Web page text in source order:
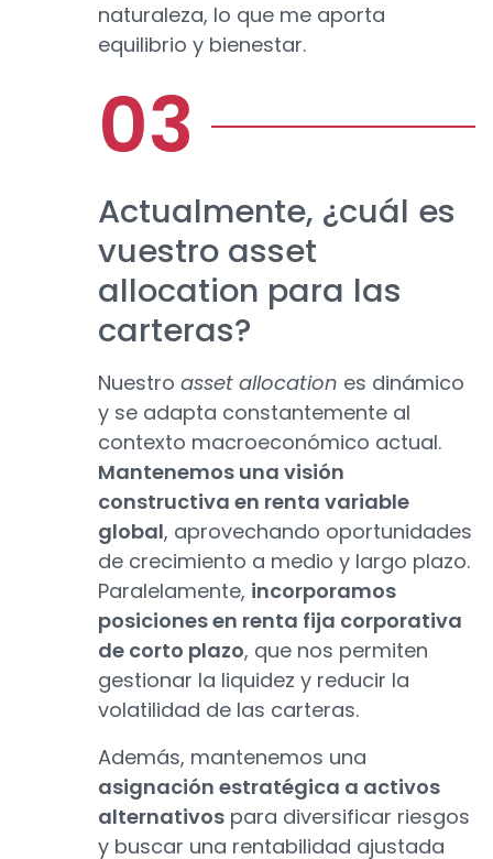
naturaleza, lo que me aporta
equilibrio y bienestar.
Actualmente, ¿cuál es
vuestro asset
allocation para las
carteras?
Nuestro asset allocation es dinámico
y se adapta constantemente al
contexto macroeconómico actual.
Mantenemos una visión
constructiva en renta variable
global, aprovechando oportunidades
de crecimiento a medio y largo plazo.
Paralelamente, incorporamos
posiciones en renta fija corporativa
de corto plazo, que nos permiten
gestionar la liquidez y reducir la
volatilidad de las carteras.
Además, mantenemos una
asignación estratégica a activos
alternativos para diversificar riesgos
y buscar una rentabilidad ajustada